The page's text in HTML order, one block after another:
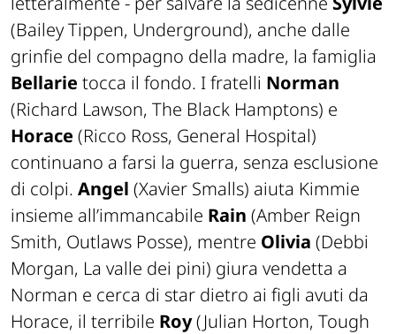
(Bailey Tippen, Underground), anche dalle
grinfie del compagno della madre, la famiglia
Bellarie tocca il fondo. I fratelli Norman
(Richard Lawson, The Black Hamptons) e
Horace (Ricco Ross, General Hospital)
continuano a farsi la guerra, senza esclusione
di colpi. Angel (Xavier Smalls) aiuta Kimmie
insieme all’immancabile Rain (Amber Reign
Smith, Outlaws Posse), mentre Olivia (Debbi
Morgan, La valle dei pini) giura vendetta a
Norman e cerca di star dietro ai figli avuti da
Horace, il terribile Roy(Julian Horton, Tough